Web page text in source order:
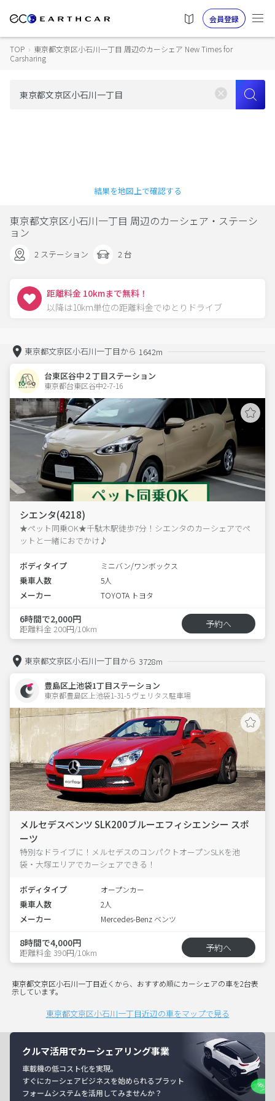
会員登録
TOP › 東京都文京区小石川一丁目 周辺のカーシェア New Times for
Carsharing
結果を地図上で確認する
東京都文京区小石川一丁目 周辺のカーシェア・ステーシ
ョン
2 ステーション 2 台
距離料金 10kmまで無料！
以降は10km単位の距離料金でゆとりドライブ
東京都文京区小石川一丁目から 1642m
台東区谷中２丁目ステーション
東京都台東区谷中2-7-16
シエンタ(4218)
★ペット同乗OK★千駄木駅徒歩7分！シエンタのカーシェアでペ
ットと一緒におでかけ♪
ボディタイプ ミニバン/ワンボックス
乗車人数 5人
メーカー TOYOTA トヨタ
6時間で2,000円
距離料金 200円/10km 予約へ
東京都文京区小石川一丁目から 3728m
豊島区上池袋1丁目ステーション
東京都豊島区上池袋1-31-5 ヴェリタス駐車場
メルセデスベンツ SLK200ブルーエフィシエンシー スポ
ーツ
特別なドライブに！メルセデスのコンパクトオープンSLKを池
袋・大塚エリアでカーシェアできる！
ボディタイプ オープンカー
乗車人数 2人
メーカー Mercedes-Benz ベンツ
8時間で4,000円
距離料金 390円/10km 予約へ
東京都文京区小石川一丁目近くから、おすすめ順にカーシェアの車を2台表
示しています。
東京都文京区小石川一丁目近辺の車をマップで見る
クルマ活用でカーシェアリング事業
車載機の低コスト化を実現。
すぐにカーシェアビジネスを始められるプラット
フォームシステムを活用してみませんか？